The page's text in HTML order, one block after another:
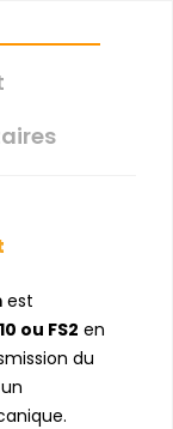
est
ou FS2 en
du